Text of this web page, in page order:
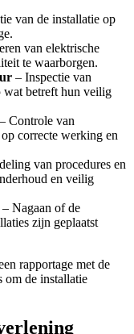
van de installatie op
van elektrische
te waarborgen.
– Inspectie van
wat betreft hun veilig
– Controle van
correcte werking en
van procedures en
en veilig
– Nagaan of de
zijn geplaatst
rapportage met de
om de installatie